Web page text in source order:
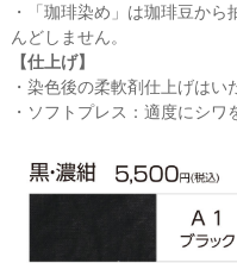
・「珈琲染め」は珈琲豆か
んどしません。
【仕上げ】
・染色後の柔軟剤仕上げはい
・ソフトプレス：適度にシワ